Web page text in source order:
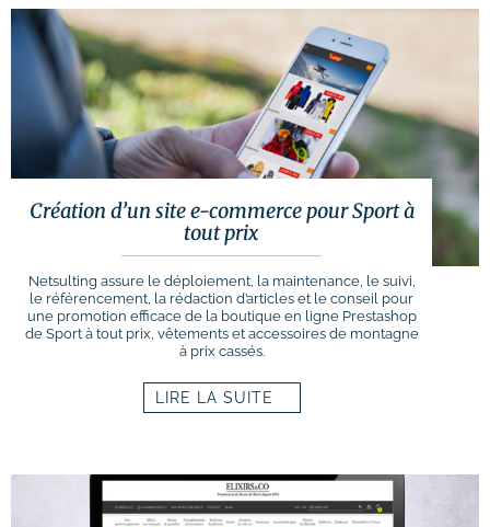
Création d’un site e-commerce pour Sport à
tout prix
Netsulting assure le déploiement, la maintenance, le suivi,
le référencement, la rédaction d’articles et le conseil pour
une promotion efficace de la boutique en ligne Prestashop
de Sport à tout prix, vêtements et accessoires de montagne
à prix cassés.
LIRE LA SUITE